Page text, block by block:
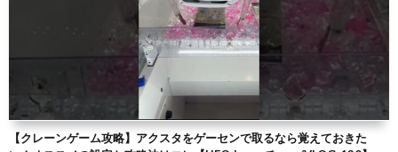
【クレーンゲーム攻略】アクスタをゲーセンで取るなら覚えておきた